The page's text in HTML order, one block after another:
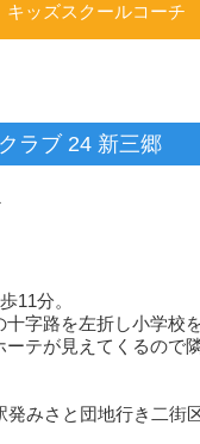
キッズスクールコーチ
ラブ 24 新三郷
11分。
字路を左折し小学校
テが見えてくるので
みさと団地行き二街